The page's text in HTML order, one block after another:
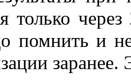
только
помнить и